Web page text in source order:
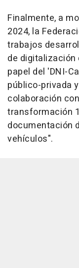
Finalmente, a
2024, la
trabajos
de digitalización
papel del 'DNI-
público-privada
colaboración
transformación
documentación
vehículos".